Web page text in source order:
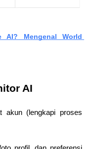
AI? Mengenal World
AI
akun (lengkapi proses